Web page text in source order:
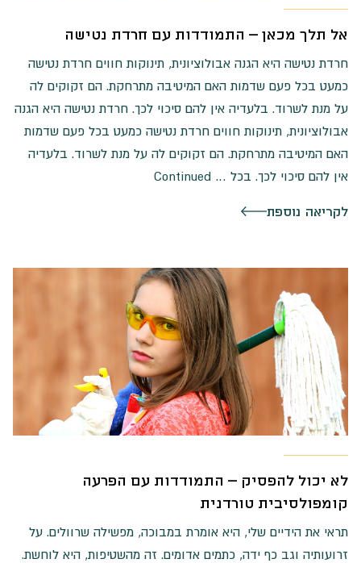
אל תלך מכאן – התמודדות עם חרדת נטישה
חרדת נטישה היא הגנה אבולוציונית, תינוקות חווים חרדת נטישה
כמעט בכל פעם שדמות האם המיטיבה מתרחקת. הם זקוקים לה
על מנת לשרוד. בלעדיה אין להם סיכוי לכך. חרדת נטישה היא הגנה
אבולוציונית, תינוקות חווים חרדת נטישה כמעט בכל פעם שדמות
האם המיטיבה מתרחקת. הם זקוקים לה על מנת לשרוד. בלעדיה
אין להם סיכוי לכך. בכל … Continued
לקריאה נוספת
לא יכול להפסיק – התמודדות עם הפרעה
קומפולסיבית טורדנית
תראי את הידיים שלי, היא אומרת במבוכה, מפשילה שרוולים. על
זרועותיה וגב כף ידה, כתמים אדומים. זה מהשטיפות, היא לוחשת.